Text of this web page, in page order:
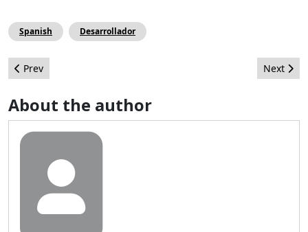
Spanish Desarrollador
Previous article: Enlaces rápidos en la administración de
Prev Next
Next
About the author